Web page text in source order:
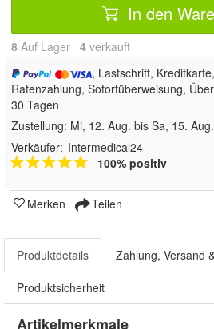
In den
8 Auf Lager 4 verkauft
, Lastschrift,
Ratenzahlung, Sofortüberweisung,
30 Tagen
Zustellung: Mi, 12. Aug. bis Sa, 15. Aug.
Verkäufer: Intermedical24
100% positiv
Merken Teilen
Produktdetails Zahlung, Versand
Produktsicherheit
Artikelmerkmale